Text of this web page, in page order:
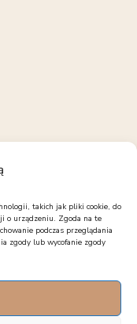
takich jak pliki cookie, do
o urządzeniu. Zgoda na te
podczas przeglądania
zgody lub wycofanie zgody